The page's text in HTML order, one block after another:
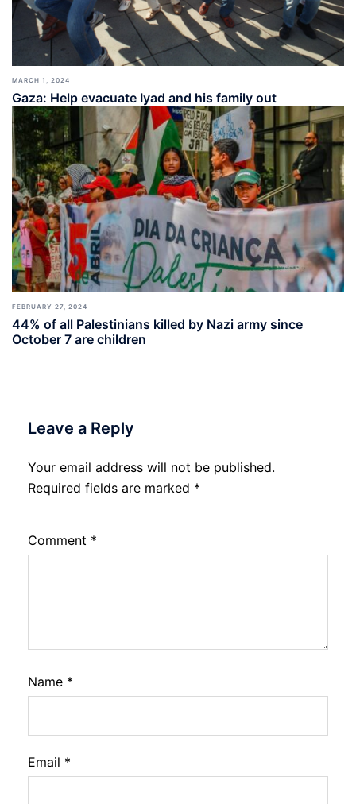
MARCH 1, 2024
Gaza: Help evacuate Iyad and his family out
FEBRUARY 27, 2024
44% of all Palestinians killed by Nazi army since
October 7 are children
Leave a Reply
Your email address will not be published.
Required fields are marked *
Comment *
Name *
Email *